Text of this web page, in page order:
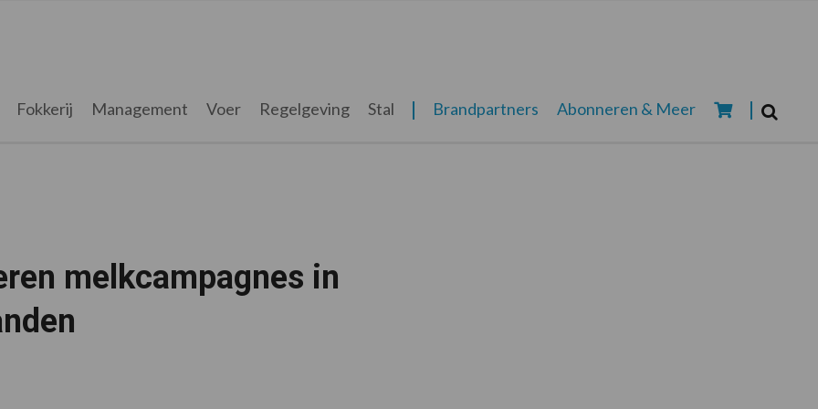
Fokkerij Management Voer Regelgeving Stal Brandpartners Abonneren & Meer
melkcampagnes in